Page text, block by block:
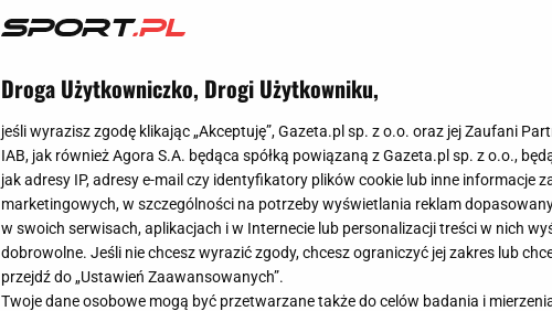
Droga Użytkowniczko, Drogi Użytkowniku,
jeśli wyrazisz zgodę klikając „Akceptuję”, Gazeta.pl sp. z o.o. oraz jej Zaufani
IAB, jak również Agora S.A. będąca spółką powiązaną z Gazeta.pl sp. z o.o.,
jak adresy IP, adresy e-mail czy identyfikatory plików cookie lub inne informacje
marketingowych, w szczególności na potrzeby wyświetlania reklam
w swoich serwisach, aplikacjach i w Internecie lub personalizacji treści w nich
dobrowolne. Jeśli nie chcesz wyrazić zgody, chcesz ograniczyć jej zakres lub
przejdź do „Ustawień Zaawansowanych”.
Twoje dane osobowe mogą być przetwarzane także do celów badania i